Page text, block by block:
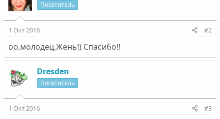
Посетитель
1 Окт 2016 #2
оо,молодец,Жень!) Спасибо!!
Dresden
Посетитель
1 Окт 2016 #3